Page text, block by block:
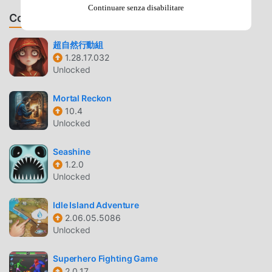
scaricare questo gioco, come il più grande sito di
download di giochi gratuiti per mod apk al mondo,
moddroid è la tua scelta migliore. moddroid non solo ti
fornisce l'ultima versione di Ninja Arashi 2 Shadow's
Return gratuitamente, ma fornisce anche Unlimited
meccanica ripetitiva nel gioco, così puoi concentrarti sul
godere della gioia portata dal gioco stesso. moddroid
promette che qualsiasi mod di Ninja Arashi 2 Shadow's
è sicura al 100%, disponibile e gratuita da installare. Basta
scaricare il client moddroid, puoi scaricare e installare
Ninja Arashi 2 Shadow's Return con un clic. Cosa aspetti,
scarica moddroid e gioca!
GAMEPLAY UNICO
Ninja Arashi 2 Shadow's Return Essendo un popolare
gioco adventure, il suo gameplay unico lo ha aiutato a
Consiglia Giochi & App
超自然行動組
1.28.17.032
Unlocked
Mortal Reckon
10.4
Unlocked
Seashine
1.2.0
Unlocked
Idle Island Adventure
2.06.05.5086
Unlocked
Superhero Fighting Game
Continuare senza disabilitare